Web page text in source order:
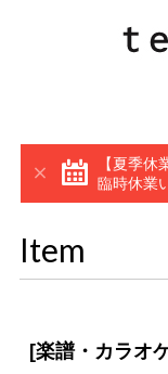
【夏季
臨時休業
Item
[楽譜・カラオ